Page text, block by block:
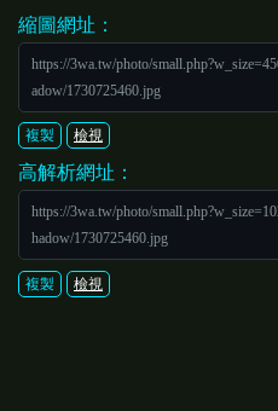
縮圖網址：
https://3wa.tw/photo/
adow/1730725460.jpg
複製 檢視
高解析網址：
https://3wa.tw/photo/
hadow/1730725460.jpg
複製 檢視